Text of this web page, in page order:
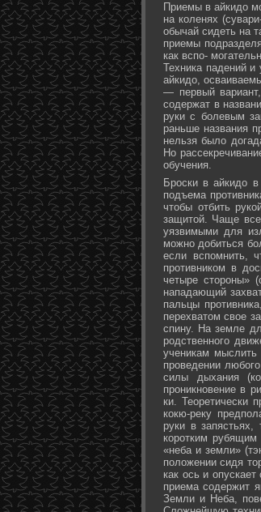
Приемы в айкидо
на коленях
обычай сидеть на
приемы
как вспо-
Техника падений
айкидо,
— первый
содержат в
руки с болевым
раньше названия
нельзя было
Но
обучения.
Броски в айкидо
подъема
чтобы отбить
защитой. Чаще
уязвимыми для
можно добиться
если вспомнить,
противником в
четыре стороны»
нападающий
пальцы
перехватом свое
спину. На земле
родственного
ученикам
проведении
силы дыхания
проникновение в
ки. Теоретически
кокю-реку
руки в
коротким
«неба и земли»
положении сидя
как ось и
приема содержит
Земли и Неба,